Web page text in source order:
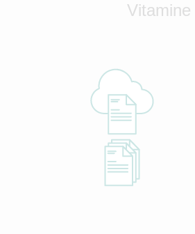
Vitamine